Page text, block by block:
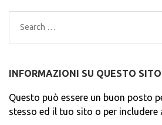
Search
for:
INFORMAZIONI SU QUESTO SITO
Questo può essere un buon posto
stesso ed il tuo sito o per includere